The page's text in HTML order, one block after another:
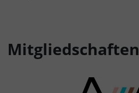
Mitgliedschaften